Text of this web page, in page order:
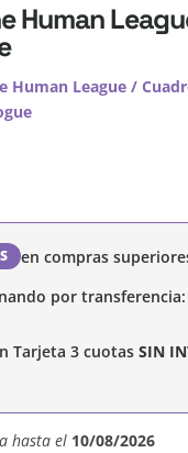
Human
Human League /
en compras
por transferencia:
Tarjeta 3 cuotas SIN
hasta el 10/08/2026